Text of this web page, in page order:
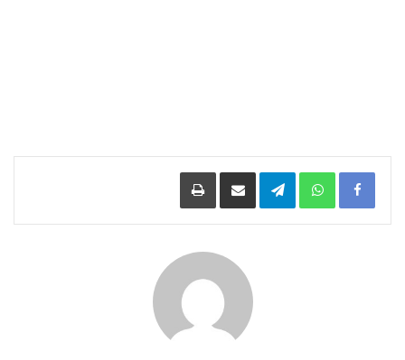
Facebook
WhatsApp
Telegramمشاركة عبر البريد طباعة